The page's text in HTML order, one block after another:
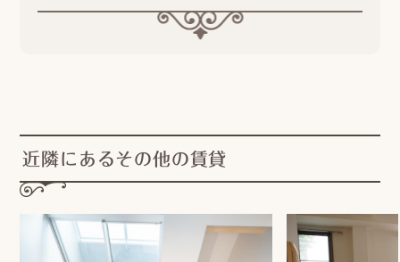
近隣にあるその他の賃貸